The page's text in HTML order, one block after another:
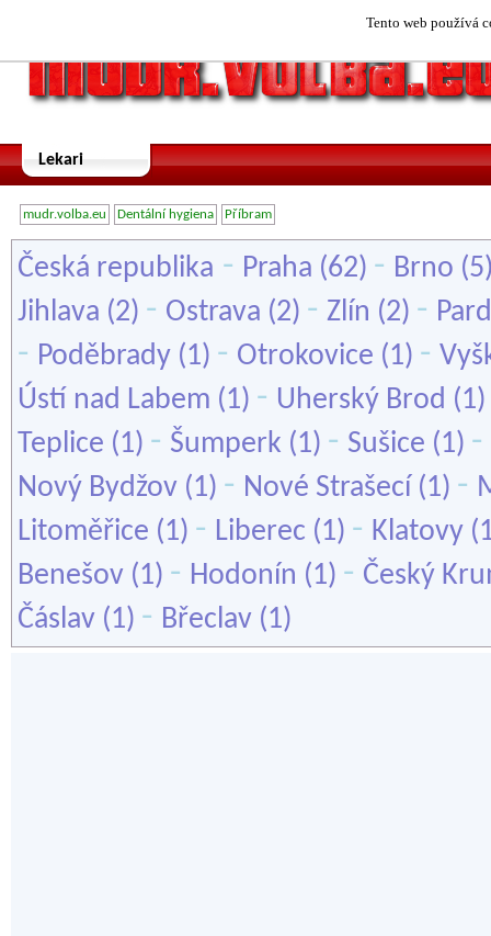
Tento web používá
Lekari
mudr.volba.eu Dentální hygiena Příbram
Česká republika - Praha (62) - Brno
Jihlava (2) - Ostrava (2) - Zlín (2) -
- Poděbrady (1) - Otrokovice (1) -
Ústí nad Labem (1) - Uherský Brod (1)
Teplice (1) - Šumperk (1) - Sušice (1) -
Nový Bydžov (1) - Nové Strašecí (1) -
Litoměřice (1) - Liberec (1) - Klatovy
Benešov (1) - Hodonín (1) - Český
Čáslav (1) - Břeclav (1)